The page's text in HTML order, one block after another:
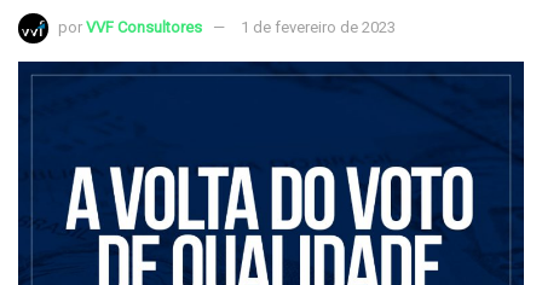
por VVF Consultores 1 de fevereiro de 2023